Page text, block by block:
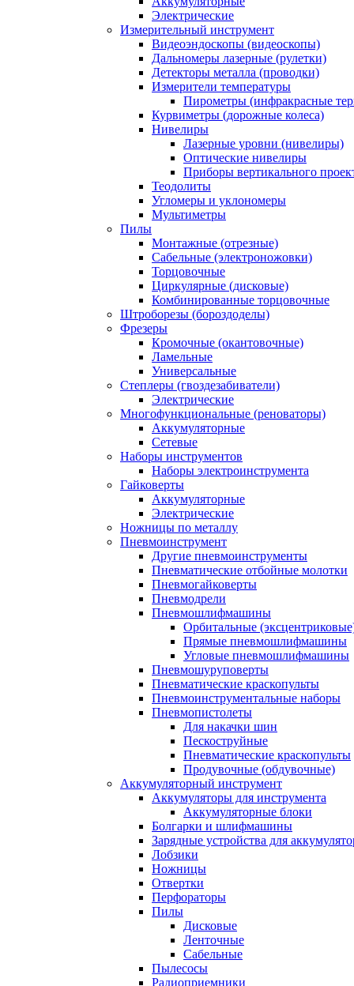
Электрические
Измерительный инструмент
Видеоэндоскопы (видеоскопы)
Дальномеры лазерные (рулетки)
Детекторы металла (проводки)
Измерители температуры
Пирометры (инфракрасные
Курвиметры (дорожные колеса)
Нивелиры
Лазерные уровни (нивелиры)
Оптические нивелиры
Приборы вертикального
Теодолиты
Угломеры и уклономеры
Мультиметры
Пилы
Монтажные (отрезные)
Сабельные (электроножовки)
Торцовочные
Циркулярные (дисковые)
Комбинированные торцовочные
Штроборезы (бороздоделы)
Фрезеры
Кромочные (окантовочные)
Ламельные
Универсальные
Степлеры (гвоздезабиватели)
Электрические
Многофункциональные (реноваторы)
Аккумуляторные
Сетевые
Наборы инструментов
Наборы электроинструмента
Гайковерты
Аккумуляторные
Электрические
Ножницы по металлу
Пневмоинструмент
Другие пневмоинструменты
Пневматические отбойные молотки
Пневмогайковерты
Пневмодрели
Пневмошлифмашины
Орбитальные
Прямые пневмошлифмашины
Угловые пневмошлифмашины
Пневмошуруповерты
Пневматические краскопульты
Пневмоинструментальные наборы
Пневмопистолеты
Для накачки шин
Пескоструйные
Пневматические краскопульты
Продувочные (обдувочные)
Аккумуляторный инструмент
Аккумуляторы для инструмента
Аккумуляторные блоки
Болгарки и шлифмашины
Зарядные устройства для
Лобзики
Ножницы
Отвертки
Перфораторы
Пилы
Дисковые
Ленточные
Сабельные
Пылесосы
Радиоприемники